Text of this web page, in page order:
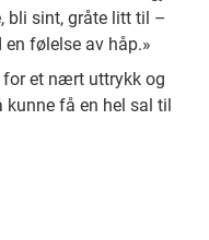
bli sint, gråte litt til –
følelse av håp.»
for et nært uttrykk og
få en hel sal til